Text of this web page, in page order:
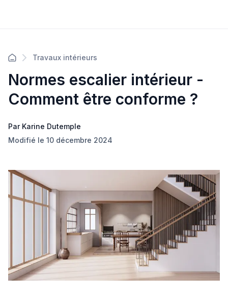
Travaux intérieurs
Normes escalier intérieur -
Comment être conforme ?
Par Karine Dutemple
Modifié le 10 décembre 2024